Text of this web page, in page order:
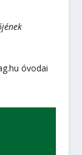
óvodai